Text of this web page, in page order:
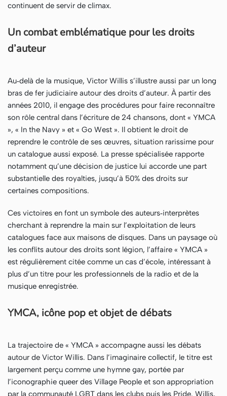
continuent de servir de climax.
Un combat emblématique pour les droits
d’auteur
Au‑delà de la musique, Victor Willis s’illustre aussi par un long
bras de fer judiciaire autour des droits d’auteur. À partir des
années 2010, il engage des procédures pour faire reconnaître
son rôle central dans l’écriture de 24 chansons, dont « YMCA
», « In the Navy » et « Go West ». Il obtient le droit de
reprendre le contrôle de ses œuvres, situation rarissime pour
un catalogue aussi exposé. La presse spécialisée rapporte
notamment qu’une décision de justice lui accorde une part
substantielle des royalties, jusqu’à 50% des droits sur
certaines compositions.
Ces victoires en font un symbole des auteurs‑interprètes
cherchant à reprendre la main sur l’exploitation de leurs
catalogues face aux maisons de disques. Dans un paysage où
les conflits autour des droits sont légion, l’affaire « YMCA »
est régulièrement citée comme un cas d’école, intéressant à
plus d’un titre pour les professionnels de la radio et de la
musique enregistrée.
YMCA, icône pop et objet de débats
La trajectoire de « YMCA » accompagne aussi les débats
autour de Victor Willis. Dans l’imaginaire collectif, le titre est
largement perçu comme une hymne gay, portée par
l’iconographie queer des Village People et son appropriation
par la communauté LGBT dans les clubs puis les Pride. Willis,